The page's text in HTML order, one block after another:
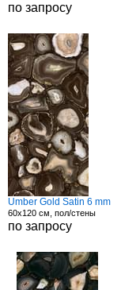
по запросу
Umber Gold Satin 6 mm
60x120 см, пол/стены
по запросу